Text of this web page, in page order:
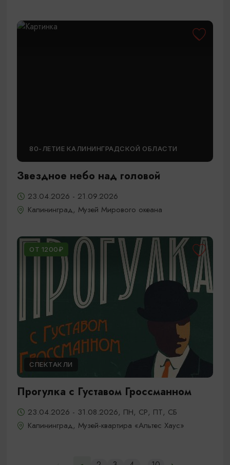
80-ЛЕТИЕ КАЛИНИНГРАДСКОЙ ОБЛАСТИ
Звездное небо над головой
23.04.2026 - 21.09.2026
Калининград, Музей Мирового океана
ОТ 1200₽
СПЕКТАКЛИ
Прогулка с Густавом Гроссманном
23.04.2026 - 31.08.2026, ПН, СР, ПТ, СБ
Калининград, Музей-квартира «Альтес Хаус»